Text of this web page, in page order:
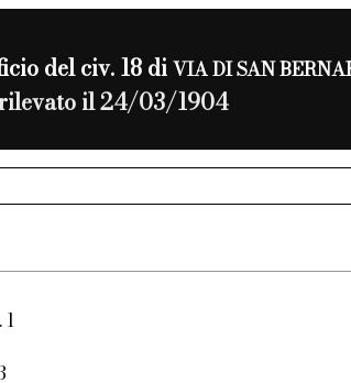
del civ. 18 diVIA DI SAN
il 24/03/1904
1